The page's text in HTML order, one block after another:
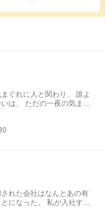
ぐれ返信
れた会社はなんとあの有
になった。 私が入社する